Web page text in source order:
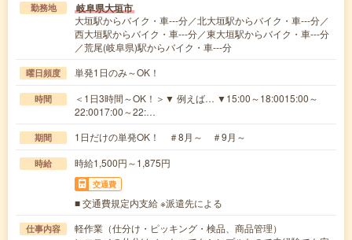
勤務地 岐阜県大垣市
大垣駅からバイク・車---分／北大垣駅からバイク・車---分／
西大垣駅からバイク・車---分／東大垣駅からバイク・車---分
／荒尾(岐阜県)駅からバイク・車---分
曜日頻度 単発1日のみ～OK！
時間
＜1日3時間～OK！＞▼ 例えば… ▼15:00～18:0015:00～
22:0017:00～22:…
期間 1日だけの単発OK！ ＃8月～ ＃9月～
時給 時給1,500円～1,875円
交通費
■ 交通費規定内支給 ※派遣先による
仕事内容
軽作業（仕分け・ピッキング・検品、商品管理）